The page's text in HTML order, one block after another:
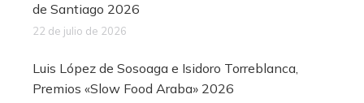
de Santiago 2026
22 de julio de 2026
Luis López de Sosoaga e Isidoro Torreblanca,
Premios «Slow Food Araba» 2026